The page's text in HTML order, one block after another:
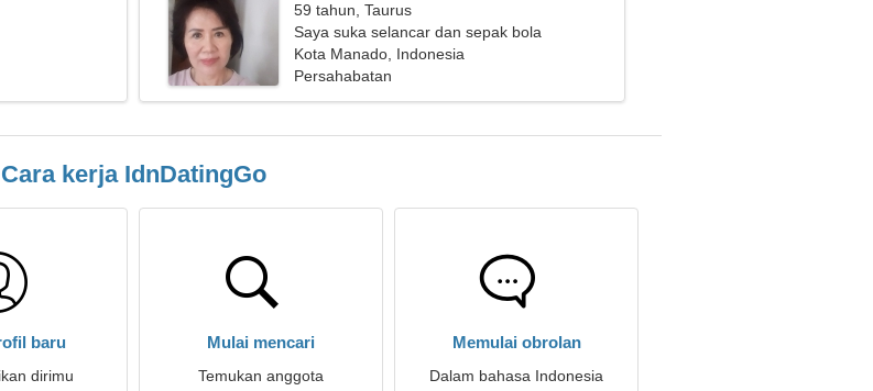
59 tahun, Taurus
Saya suka selancar dan sepak bola
Kota Manado, Indonesia
Persahabatan
Cara kerja IdnDatingGo
baru
dirimu
Mulai mencari
Temukan anggota
Memulai obrolan
Dalam bahasa Indonesia